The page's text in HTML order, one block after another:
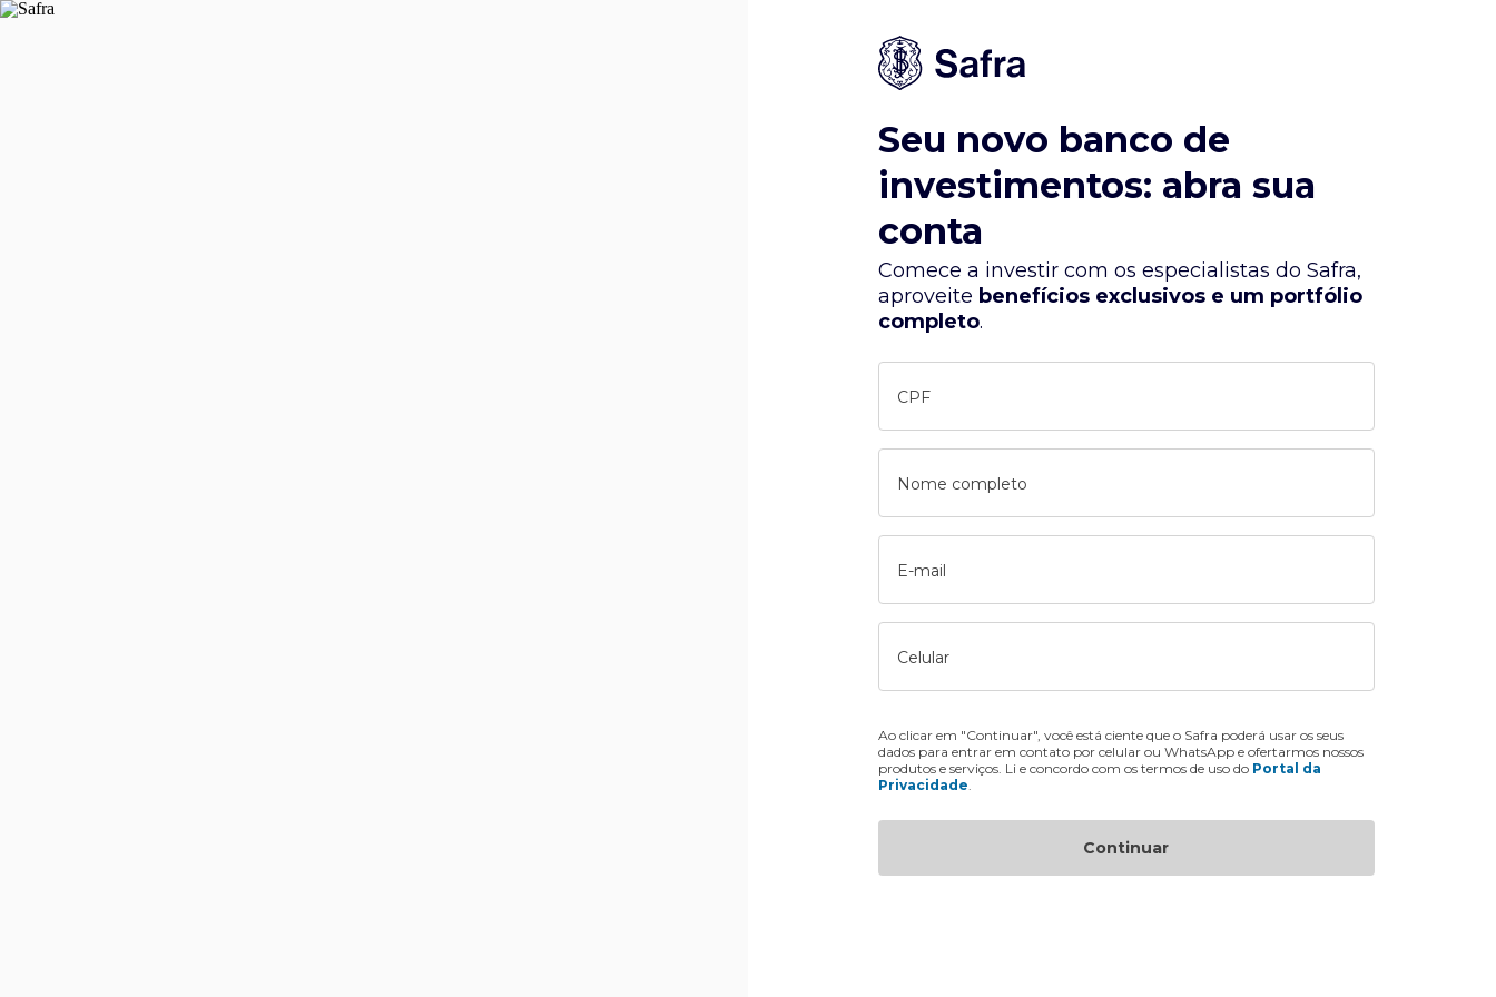
Seu novo banco de
investimentos: abra sua
conta
Comece a investir com os especialistas do Safra,
aproveite benefícios exclusivos e um portfólio
completo.
CPF
Nome completo
E-mail
Celular
Ao clicar em "Continuar", você está ciente que o Safra poderá usar os seus
dados para entrar em contato por celular ou WhatsApp e ofertarmos nossos
produtos e serviços. Li e concordo com os termos de uso do Portal da
Privacidade
Continuar